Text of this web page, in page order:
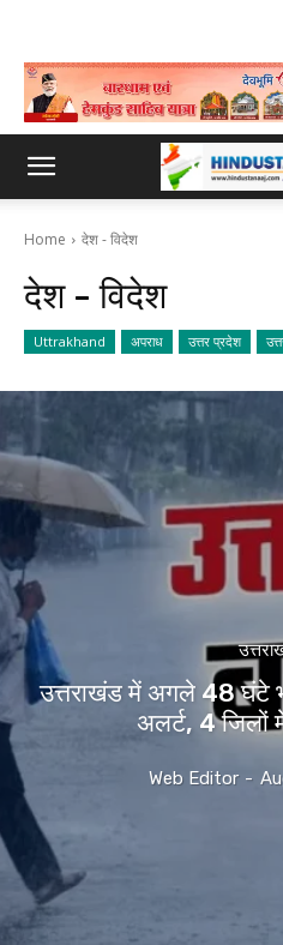
Home देश - विदेश
देश - विदेश
Uttrakhand अपराध उत्तर प्रदेश
उत्तराखंड में अगले 48 घंटे
अलर्ट, 4
Web Editor -